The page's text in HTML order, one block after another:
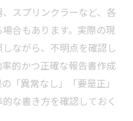
スプリンクラーなど、各
合もあります。実際の現
ながら、不明点を確認し
的かつ正確な報告書作成
「異常なし」「要是正」
な書き方を確認しておく